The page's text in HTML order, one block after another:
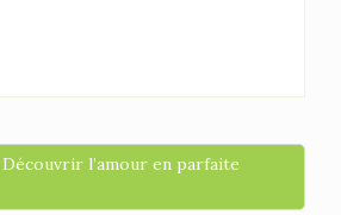
Découvrir l’amour en parfaite